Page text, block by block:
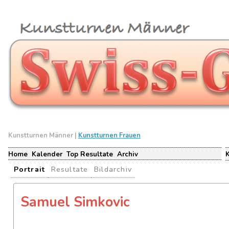
Kunstturnen Männer | Kunstturnen Frauen
Home Kalender Top Resultate Archiv
Portrait Resultate Bildarchiv
Samuel Simkovic